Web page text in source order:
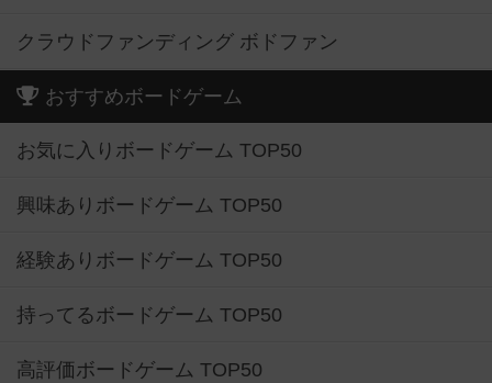
クラウドファンディング ボドファン
おすすめボードゲーム
お気に入りボードゲーム TOP50
興味ありボードゲーム TOP50
経験ありボードゲーム TOP50
持ってるボードゲーム TOP50
高評価ボードゲーム TOP50